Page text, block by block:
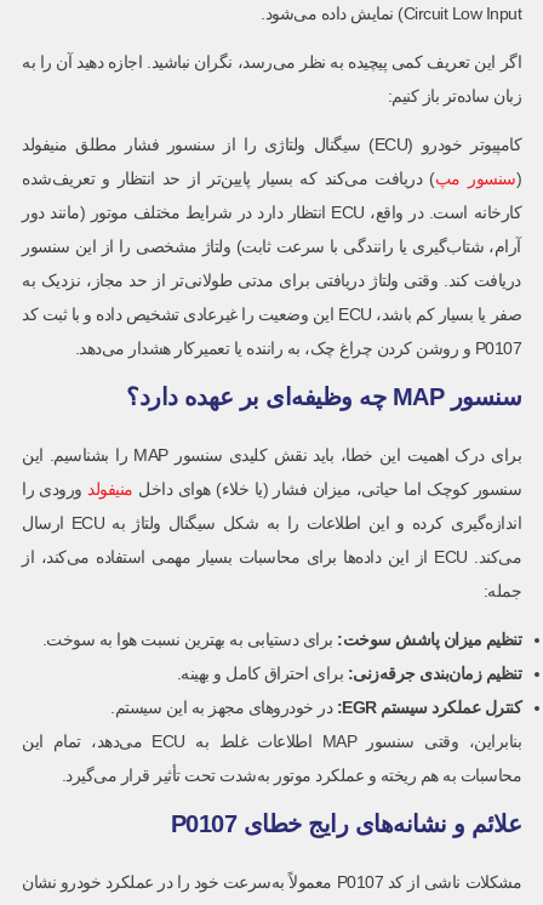
Circuit Low Input) نمایش داده می‌شود.
اگر این تعریف کمی پیچیده به نظر می‌رسد، نگران نباشید. اجازه دهید آن را به
زبان ساده‌تر باز کنیم:
کامپیوتر خودرو (ECU) سیگنال ولتاژی را از سنسور فشار مطلق منیفولد
(سنسور مپ) دریافت می‌کند که بسیار پایین‌تر از حد انتظار و تعریف‌شده
کارخانه است. در واقع، ECU انتظار دارد در شرایط مختلف موتور (مانند دور
آرام، شتاب‌گیری یا رانندگی با سرعت ثابت) ولتاژ مشخصی را از این سنسور
دریافت کند. وقتی ولتاژ دریافتی برای مدتی طولانی‌تر از حد مجاز، نزدیک به
صفر یا بسیار کم باشد، ECU این وضعیت را غیرعادی تشخیص داده و با ثبت کد
P0107 و روشن کردن چراغ چک، به راننده یا تعمیرکار هشدار می‌دهد.
سنسور MAP چه وظیفه‌ای بر عهده دارد؟
برای درک اهمیت این خطا، باید نقش کلیدی سنسور MAP را بشناسیم. این
سنسور کوچک اما حیاتی، میزان فشار (یا خلاء) هوای داخل منیفولد ورودی را
اندازه‌گیری کرده و این اطلاعات را به شکل سیگنال ولتاژ به ECU ارسال
می‌کند. ECU از این داده‌ها برای محاسبات بسیار مهمی استفاده می‌کند، از
جمله:
تنظیم میزان پاشش سوخت: برای دستیابی به بهترین نسبت هوا به سوخت.
تنظیم زمان‌بندی جرقه‌زنی: برای احتراق کامل و بهینه.
کنترل عملکرد سیستمEGR
: در خودروهای مجهز به این سیستم.
بنابراین، وقتی سنسور MAP اطلاعات غلط به ECU می‌دهد، تمام این
محاسبات به هم ریخته و عملکرد موتور به‌شدت تحت تأثیر قرار می‌گیرد.
علائم و نشانه‌های رایج خطای P0107
مشکلات ناشی از کد P0107 معمولاً به‌سرعت خود را در عملکرد خودرو نشان